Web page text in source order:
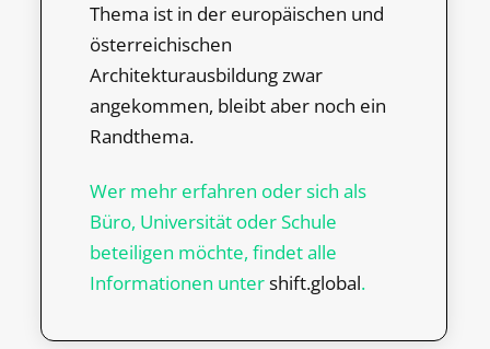
Thema ist in der europäischen und
österreichischen
Architekturausbildung zwar
angekommen, bleibt aber noch ein
Randthema.
Wer mehr erfahren oder sich als
Büro, Universität oder Schule
beteiligen möchte, findet alle
Informationen untershift.global.